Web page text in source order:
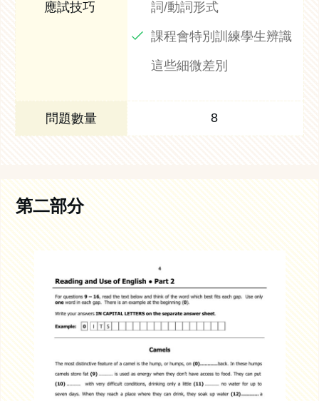
詞/動詞形式
課程會特別訓練學生辨識
這些細微差別
8
第二部分